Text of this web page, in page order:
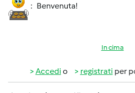
: Benvenuta!
In cima
Accedi o registrati per